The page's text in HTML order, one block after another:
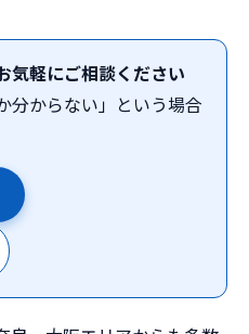
気軽にご相談ください
分からない」という場合